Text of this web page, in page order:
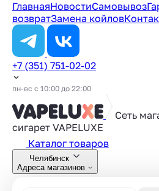
ГлавнаяНовостиСамовывоз
возвратЗамена койлов
+7 (351) 751-02-02
пн-вс с 10:00 до 22:00
Сеть
сигарет VAPELUXE
Каталог товаров
Челябинск
Адреса магазинов